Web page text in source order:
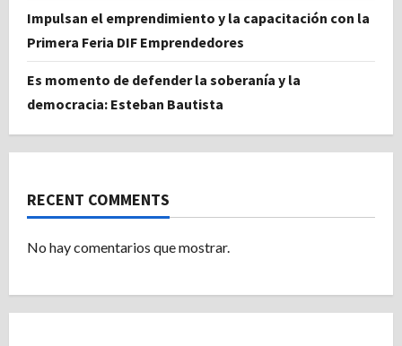
Impulsan el emprendimiento y la capacitación con la
Primera Feria DIF Emprendedores
Es momento de defender la soberanía y la
democracia: Esteban Bautista
RECENT COMMENTS
No hay comentarios que mostrar.